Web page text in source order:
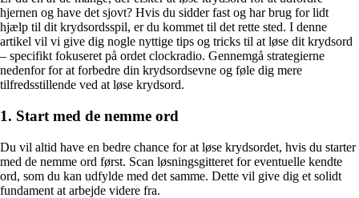
hjernen og have det sjovt? Hvis du sidder fast og har brug for lidt
hjælp til dit krydsordsspil, er du kommet til det rette sted. I denne
artikel vil vi give dig nogle nyttige tips og tricks til at løse dit krydsord
– specifikt fokuseret på ordet clockradio. Gennemgå strategierne
nedenfor for at forbedre din krydsordsevne og føle dig mere
tilfredsstillende ved at løse krydsord.
1. Start med de nemme ord
Du vil altid have en bedre chance for at løse krydsordet, hvis du starter
med de nemme ord først. Scan løsningsgitteret for eventuelle kendte
ord, som du kan udfylde med det samme. Dette vil give dig et solidt
fundament at arbejde videre fra.